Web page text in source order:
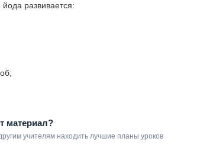
развивается:
материал?
учителям находить лучшие планы уроков